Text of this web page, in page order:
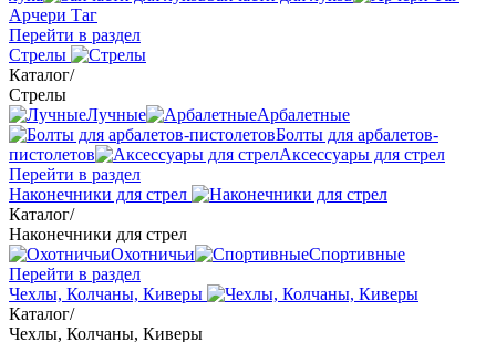
Арчери Таг
Перейти в раздел
Стрелы
Каталог/
Стрелы
Лучные
Арбалетные
Болты для арбалетов-
пистолетов
Аксессуары для стрел
Перейти в раздел
Наконечники для стрел
Каталог/
Наконечники для стрел
Охотничьи
Спортивные
Перейти в раздел
Чехлы, Колчаны, Киверы
Каталог/
Чехлы, Колчаны, Киверы